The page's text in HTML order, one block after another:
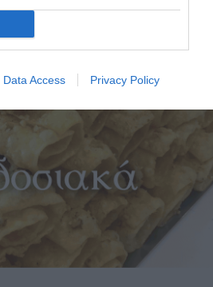
Data Access Privacy Policy